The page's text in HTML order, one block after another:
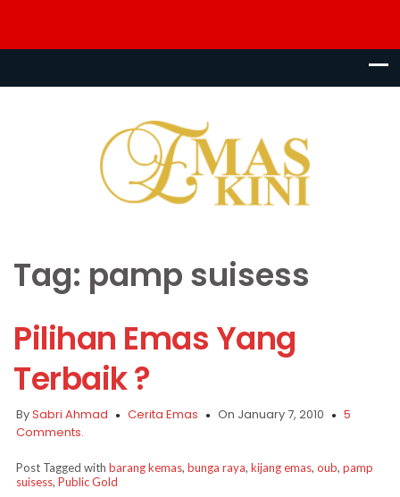
Tag: pamp suisess
Pilihan Emas Yang
Terbaik ?
BySabri Ahmad Cerita Emas On January 7, 2010
5
Comments.
Post Tagged with barang kemas, bunga raya, kijang emas, oub, pamp
suisess, Public Gold